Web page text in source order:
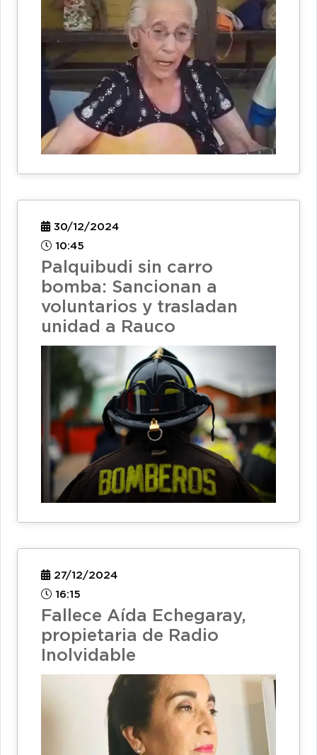
30/12/2024
10:45
Palquibudi sin carro
bomba: Sancionan a
voluntarios y trasladan
unidad a Rauco
27/12/2024
16:15
Fallece Aída Echegaray,
propietaria de Radio
Inolvidable